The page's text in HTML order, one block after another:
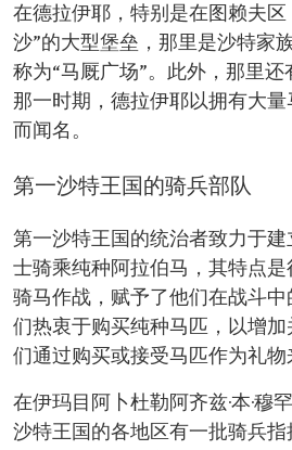
在德拉伊耶，特别是在图赖夫
沙”的大型堡垒，那里是沙特家
称为“马厩广场”。此外，那里
那一时期，德拉伊耶以拥有大
而闻名。
第一沙特王国的骑兵部队
第一沙特王国的统治者致力于
士骑乘纯种阿拉伯马，其特点
骑马作战，赋予了他们在战斗
们热衷于购买纯种马匹，以增
们通过购买或接受马匹作为礼物
在伊玛目阿卜杜勒阿齐兹·本·穆
沙特王国的各地区有一批骑兵